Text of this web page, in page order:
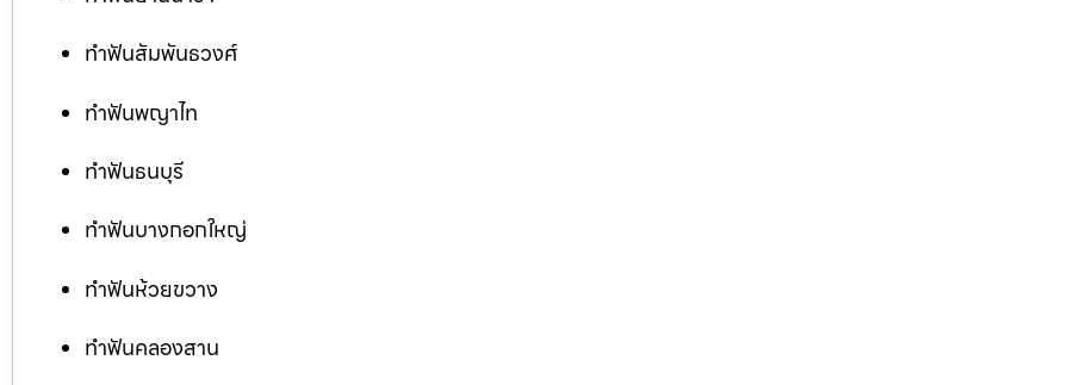
ทำฟันสัมพันธวงศ์
ทำฟันพญาไท
ทำฟันธนบุรี
ทำฟันบางกอกใหญ่
ทำฟันห้วยขวาง
ทำฟันคลองสาน